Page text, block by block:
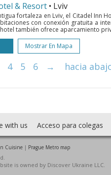
& Resort • Lviv
fortaleza en Lviv, el Citadel Inn
con conexión gratuita a
también ofrece aparcamiento
Mostrar En Mapa
4 5 6 → hacia
with us Acceso para colegas
Cuisine | Prague Metro map
is owned by Discover Ukraine LLC.